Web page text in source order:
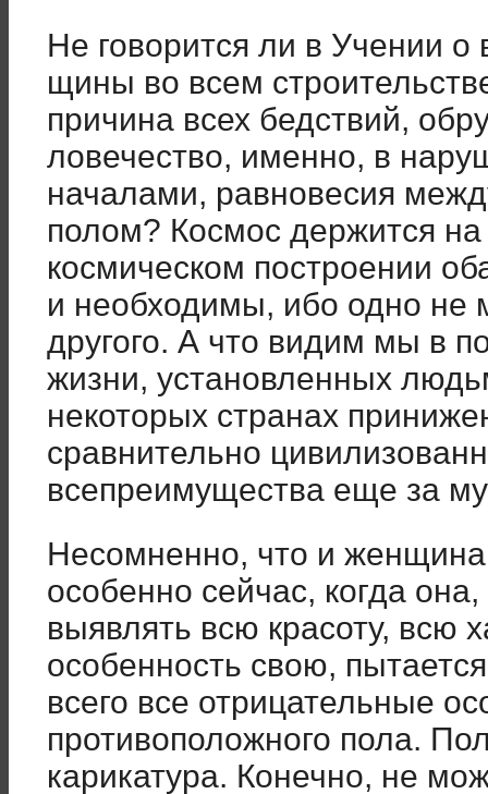
Не говорится ли в Учении
щины во всем
причина всех бедствий,
ловечество, именно, в
на­чалами, равновесия
полом? Космос держится на
космическом пост­роении
и необходимы, ибо одно не
другого. А что видим мы в
жизни, установленных
некоторых странах
сравнительно
всепреимущества еще за
Несомненно, что и
особенно сейчас, когда
выявлять всю красоту, всю
особенность свою,
всего все отрицательные
противоположного пола.
карикатура. Конечно, не